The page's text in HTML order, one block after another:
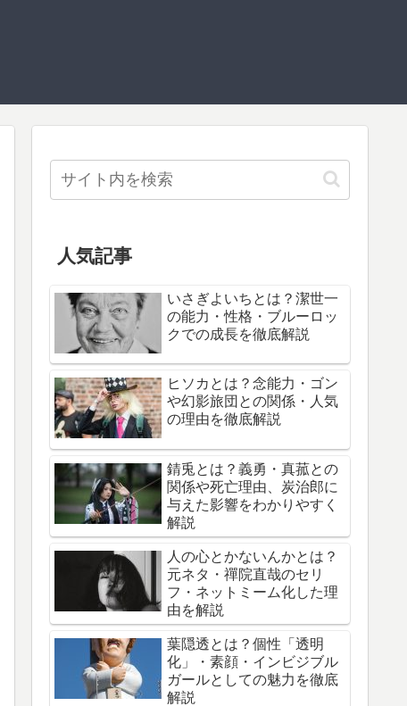
人気記事
いさぎよいちとは？潔世一
の能力・性格・ブルーロッ
クでの成長を徹底解説
ヒソカとは？念能力・ゴン
や幻影旅団との関係・人気
の理由を徹底解説
錆兎とは？義勇・真菰との
関係や死亡理由、炭治郎に
与えた影響をわかりやすく
解説
人の心とかないんかとは？
元ネタ・禪院直哉のセリ
フ・ネットミーム化した理
由を解説
葉隠透とは？個性「透明
化」・素顔・インビジブル
ガールとしての魅力を徹底
解説